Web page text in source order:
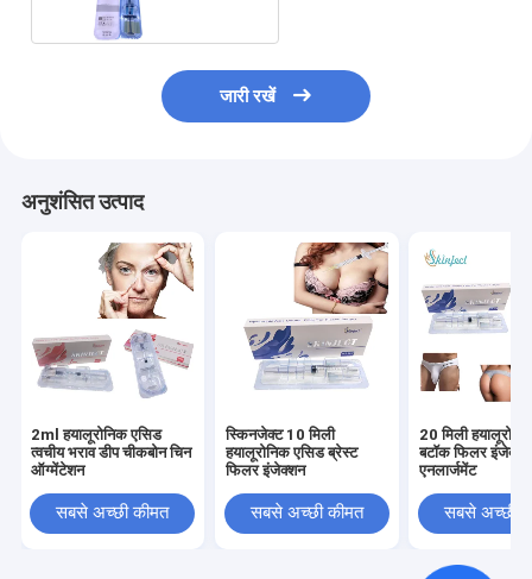
जारी रखें
अनुशंसित उत्पाद
2ml हयालूरोनिक एसिड
त्वचीय भराव डीप चीकबोन चिन
ऑग्मेंटेशन
सबसे अच्छी कीमत
स्किनजेक्ट 10 मिली
हयालूरोनिक एसिड ब्रेस्ट
फिलर इंजेक्शन
सबसे अच्छी कीमत
20 मिली
बटॉक फिलर
एनलार्जमेंट
सबसे अच्छी